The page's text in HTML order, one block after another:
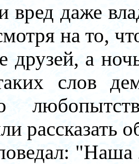
вред даже
на то,
друзей, а
слов
рассказать
"Наша